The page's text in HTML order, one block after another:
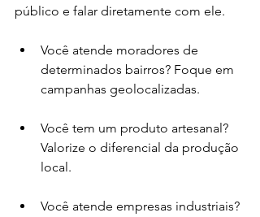
público e falar diretamente com ele.
Você atende moradores de
determinados bairros? Foque em
campanhas geolocalizadas.
Você tem um produto artesanal?
Valorize o diferencial da produção
local.
Você atende empresas industriais?